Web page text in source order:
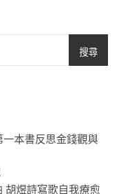
搜尋
本書反思金錢觀與
胡煜詩寫歌自我療愈